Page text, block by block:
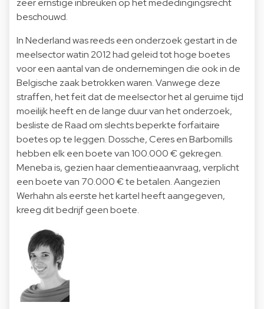
zeer ernstige inbreuken op het mededingingsrecht
beschouwd.
In Nederland was reeds een onderzoek gestart in de
meelsector watin 2012 had geleid tot hoge boetes
voor een aantal van de ondernemingen die ook in de
Belgische zaak betrokken waren. Vanwege deze
straffen, het feit dat de meelsector het al geruime tijd
moeilijk heeft en de lange duur van het onderzoek,
besliste de Raad om slechts beperkte forfaitaire
boetes op te leggen. Dossche, Ceres en Barbomills
hebben elk een boete van 100.000 € gekregen.
Meneba is, gezien haar clementieaanvraag, verplicht
een boete van 70.000 € te betalen. Aangezien
Werhahn als eerste het kartel heeft aangegeven,
kreeg dit bedrijf geen boete.